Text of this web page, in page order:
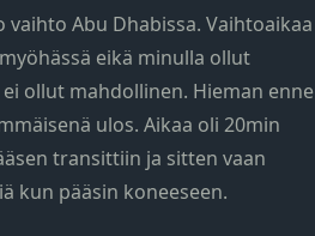
Abu Dhabissa. Vaihtoaikaa
eikä minulla ollut
ollut mahdollinen. Hieman enne
ulos. Aikaa oli 20min
transittiin ja sitten vaan
kun pääsin koneeseen.